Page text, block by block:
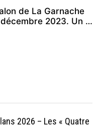
de La Garnache
2023. Un …
2026 – Les « Quatre